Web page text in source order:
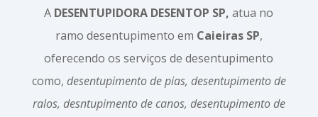
A DESENTUPIDORA DESENTOP SP,atua no
ramo desentupimento em Caieiras SP,
oferecendo os serviços de desentupimento
como, desentupimento de pias, desentupimento de
ralos, desntupimento de canos, desentupimento de